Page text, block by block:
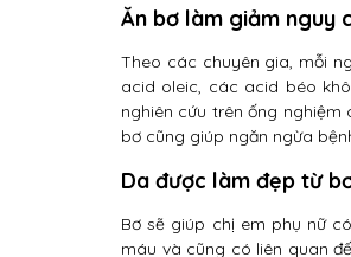
Ăn bơ làm giảm nguy
Theo các chuyên gia, mỗi
acid oleic, các acid béo
nghiên cứu trên ống
bơ cũng giúp ngăn ngừa
Da được làm đẹp từ
Bơ sẽ giúp chị em phụ nữ
máu và cũng có liên quan